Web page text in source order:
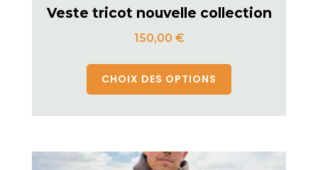
Veste tricot nouvelle collection
150,00 €
CHOIX DES OPTIONS